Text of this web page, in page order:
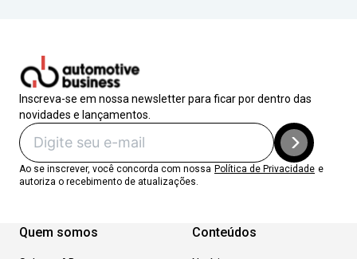
Inscreva-se em nossa newsletter para ficar por dentro das
novidades e lançamentos.
Ao se inscrever, você concorda com nossa Política de Privacidade e
autoriza o recebimento de atualizações.
Quem somos Conteúdos